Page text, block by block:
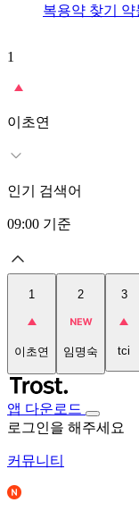
복용약 찾기 약
1
이초연
인기 검색어
09:00 기준
1
이초연
2
임명숙
3
tci
앱 다운로드
로그인을 해주세요
커뮤니티